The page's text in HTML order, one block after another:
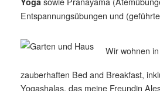
Entspannungsübungen und
Wir wohnen in
zauberhaften Bed and Breakfast,
Yogashalas, das meine Freundin